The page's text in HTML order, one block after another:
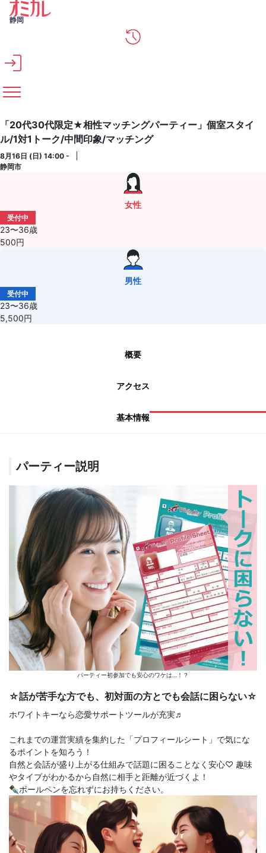
メインコンテンツへスキップ
静岡
「20代30代限定★相性マッチングパーティー」個室スタイ
ル/1対1トーク/中間印象/マッチング
8月16日 (日) 14:00 -
静岡市
女性
受付中
23〜36歳
500円
男性
受付中
23〜36歳
5,500円
概要
アクセス
基本情報
パーティー説明
パーティー初参加でも安心のワケは…！？
☆話が苦手な方でも、初対面の方とでも会話に困らない☆
ホワイトキーなら恋愛サポートツールが充実♬
これまでの運営実績を集約した「プロフィールシート」で気にな
るポイントを知ろう！
自然と会話が盛り上がる仕組みで話題に困ることなく安心♡ 趣味
やタイプがわかるから自然に相手と距離が近づくよ！
✒ボールペンを忘れずにお持ちください。